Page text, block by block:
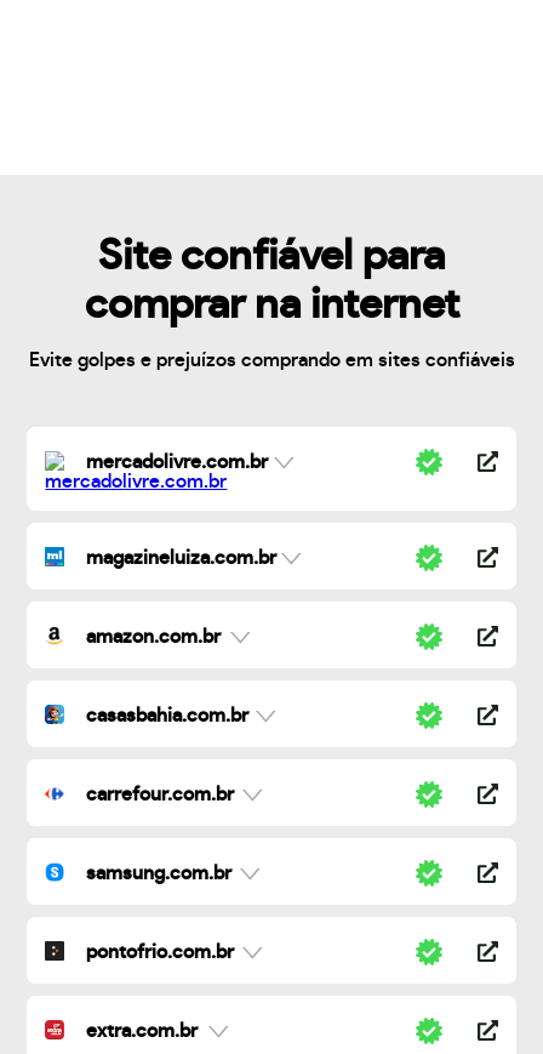
Site confiável para
comprar na internet
Evite golpes e prejuízos comprando em sites confiáveis
mercadolivre.com.br
magazineluiza.com.br
amazon.com.br
casasbahia.com.br
carrefour.com.br
samsung.com.br
pontofrio.com.br
extra.com.br